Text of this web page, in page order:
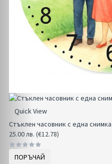
Quick View
Стъклен часовник с една снимка
25.00 лв. (€12.78)
ПОРЪЧАЙ